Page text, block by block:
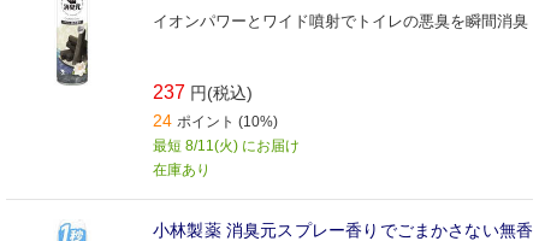
イオンパワーとワイド噴射でトイレの悪臭を瞬間消臭
237 円(税込)
24 ポイント (10%)
最短 8/11(火) にお届け
在庫あり
小林製薬 消臭元スプレー香りでごまかさない無香